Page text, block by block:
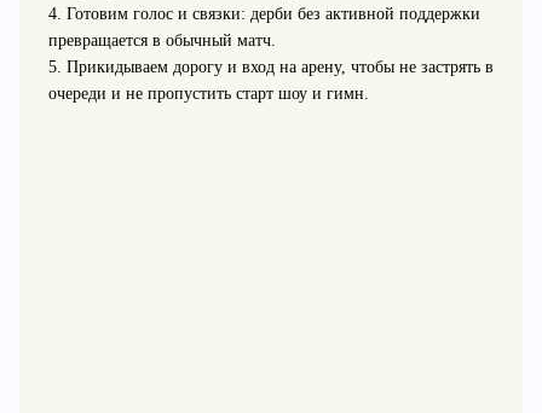
4. Готовим голос и связки: дерби без активной поддержки
превращается в обычный матч.
5. Прикидываем дорогу и вход на арену, чтобы не застрять в
очереди и не пропустить старт шоу и гимн.